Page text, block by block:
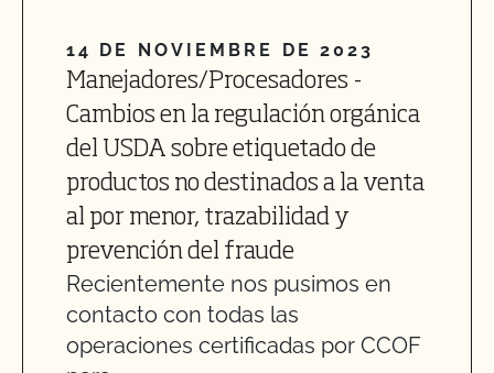
14 DE NOVIEMBRE DE 2023
Manejadores/Procesadores -
Cambios en la regulación orgánica
del USDA sobre etiquetado de
productos no destinados a la venta
al por menor, trazabilidad y
prevención del fraude
Recientemente nos pusimos en
contacto con todas las
operaciones certificadas por CCOF